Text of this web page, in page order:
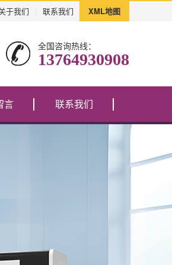
于我们 联系我们 XML地图
全国咨询热线：
13764930908
言 联系我们